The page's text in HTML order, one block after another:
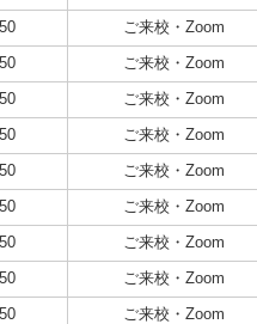
ご来校・Zoom
ご来校・Zoom
ご来校・Zoom
ご来校・Zoom
ご来校・Zoom
ご来校・Zoom
ご来校・Zoom
ご来校・Zoom
ご来校・Zoom